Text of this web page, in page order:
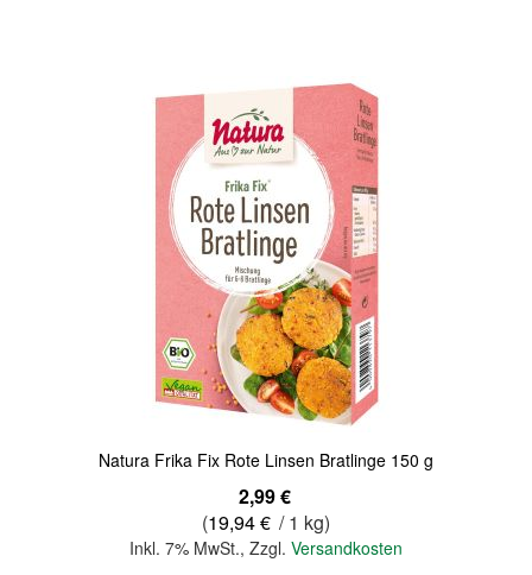
Natura Frika Fix Rote Linsen Bratlinge 150 g
2,99 €
(19,94 € / 1 kg)
Inkl. 7% MwSt., Zzgl. Versandkosten